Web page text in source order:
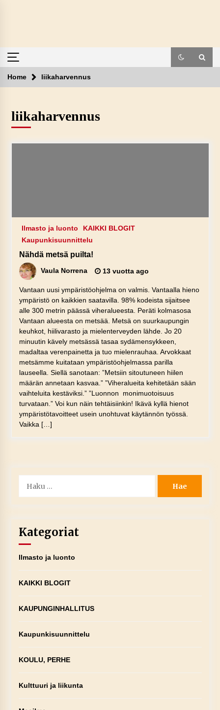
Home liikaharvennus
liikaharvennus
Ilmasto ja luonto
KAIKKI BLOGIT
Kaupunkisuunnittelu
Nähdä metsä puilta!
Vaula Norrena 13 vuotta ago
Vantaan uusi ympäristöohjelma on valmis. Vantaalla hieno
ympäristö on kaikkien saatavilla. 98% kodeista sijaitsee
alle 300 metrin päässä viheralueesta. Peräti kolmasosa
Vantaan alueesta on metsää. Metsä on suurkaupungin
keuhkot, hiilivarasto ja mielenterveyden lähde. Jo 20
minuutin kävely metsässä tasaa sydämensykkeen,
madaltaa verenpainetta ja tuo mielenrauhaa. Arvokkaat
metsämme kuitataan ympäristöohjelmassa parilla
lauseella. Siellä sanotaan: ”Metsiin sitoutuneen hiilen
määrän annetaan kasvaa.” ”Viheralueita kehitetään sään
vaihteluita kestäviksi.” ”Luonnon monimuotoisuus
turvataan.” Voi kun näin tehtäisiinkin! Ikävä kyllä hienot
ympäristötavoitteet usein unohtuvat käytännön työssä.
Vaikka […]
Kategoriat
Ilmasto ja luonto
KAIKKI BLOGIT
KAUPUNGINHALLITUS
Kaupunkisuunnittelu
KOULU, PERHE
Kulttuuri ja liikunta